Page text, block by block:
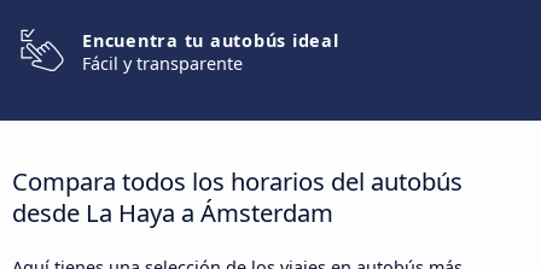
Encuentra tu autobús ideal
Fácil y transparente
Compara todos los horarios del autobús
desde La Haya a Ámsterdam